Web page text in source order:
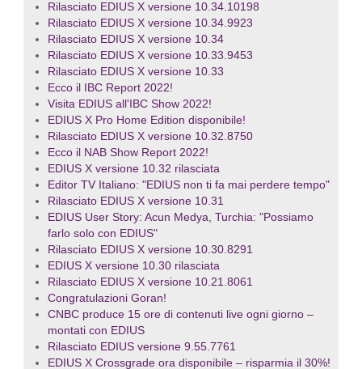
Rilasciato EDIUS X versione 10.34.10198
Rilasciato EDIUS X versione 10.34.9923
Rilasciato EDIUS X versione 10.34
Rilasciato EDIUS X versione 10.33.9453
Rilasciato EDIUS X versione 10.33
Ecco il IBC Report 2022!
Visita EDIUS all'IBC Show 2022!
EDIUS X Pro Home Edition disponibile!
Rilasciato EDIUS X versione 10.32.8750
Ecco il NAB Show Report 2022!
EDIUS X versione 10.32 rilasciata
Editor TV Italiano: "EDIUS non ti fa mai perdere tempo"
Rilasciato EDIUS X versione 10.31
EDIUS User Story: Acun Medya, Turchia: "Possiamo
farlo solo con EDIUS"
Rilasciato EDIUS X versione 10.30.8291
EDIUS X versione 10.30 rilasciata
Rilasciato EDIUS X versione 10.21.8061
Congratulazioni Goran!
CNBC produce 15 ore di contenuti live ogni giorno –
montati con EDIUS
Rilasciato EDIUS versione 9.55.7761
EDIUS X Crossgrade ora disponibile – risparmia il 30%!